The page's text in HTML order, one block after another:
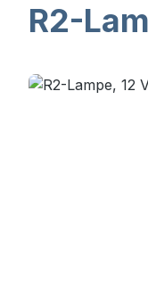
R2-
Bildergalerie